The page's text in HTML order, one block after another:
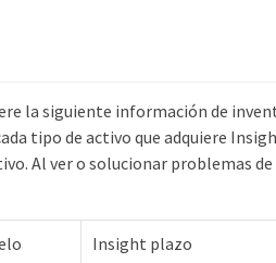
la siguiente información de
tipo de activo que adquiere
Al ver o solucionar problemas
Insight plazo